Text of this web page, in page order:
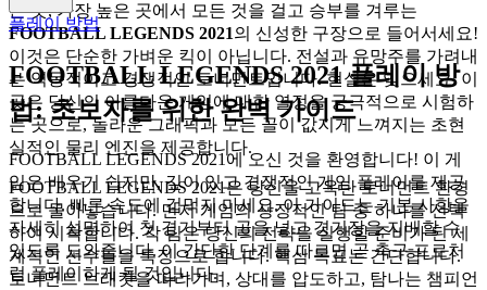
는 곳, 가장 높은 곳에서 모든 것을 걸고 승부를 겨루는
FOOTBALL LEGENDS 2021의 신성한 구장으로 들어서세요!
이것은 단순한 가벼운 킥이 아닙니다. 전설과 유망주를 가려내
는 역동적이고 경쟁적인 토너먼트입니다. 현실은 잊으세요. 이
곳은 당신의 아름다운 게임에 대한 열정을 궁극적으로 시험하
는 곳으로, 놀라운 그래픽과 모든 골이 값지게 느껴지는 초현
실적인 물리 엔진을 제공합니다.
FOOTBALL LEGENDS 2021은 당신을 고옥탄 토너먼트 환경
으로 몰아넣습니다. 먼저 게임의 상징적인 팀 중 하나를 선택
하여 시작합니다. 각 팀은 당신의 전략을 실행할 준비가 된 세
계적인 선수들을 특징으로 합니다. 핵심 목표는 간단합니다.
토너먼트 브래킷을 따라가며, 상대를 압도하고, 탐나는 챔피언
플레이 방법
FOOTBALL LEGENDS 2021 플레이 방
법: 초보자를 위한 완벽 가이드
FOOTBALL LEGENDS 2021에 오신 것을 환영합니다! 이 게
임은 배우기 쉽지만, 깊이 있고 경쟁적인 게임 플레이를 제공
합니다. 빠른 속도에 겁먹지 마세요. 이 가이드는 기본 사항을
자세히 설명하여 첫 경기부터 골을 넣고 경기장을 지배할 수
있도록 도와줍니다. 이 간단한 단계를 따르면 곧 축구 프로처
럼 플레이하게 될 것입니다.